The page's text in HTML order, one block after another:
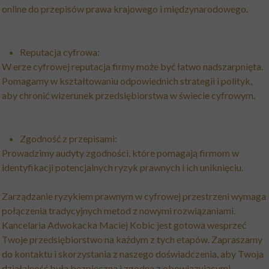
online do przepisów prawa krajowego i międzynarodowego.
Reputacja cyfrowa:
W erze cyfrowej reputacja firmy może być łatwo nadszarpnięta.
Pomagamy w kształtowaniu odpowiednich strategii i polityk,
aby chronić wizerunek przedsiębiorstwa w świecie cyfrowym.
Zgodność z przepisami:
Prowadzimy audyty zgodności, które pomagają firmom w
identyfikacji potencjalnych ryzyk prawnych i ich uniknięciu.
Zarządzanie ryzykiem prawnym w cyfrowej przestrzeni wymaga
połączenia tradycyjnych metod z nowymi rozwiązaniami.
Kancelaria Adwokacka Maciej Kobic jest gotowa wesprzeć
Twoje przedsiębiorstwo na każdym z tych etapów. Zapraszamy
do kontaktu i skorzystania z naszego doświadczenia, aby Twoja